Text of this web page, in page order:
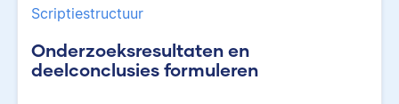
Scriptiestructuur
Onderzoeksresultaten en
deelconclusies formuleren